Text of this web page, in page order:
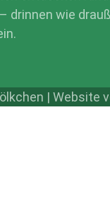
drinnen wie
| Website